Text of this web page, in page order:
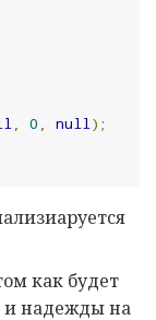
0 null );
как будет
и надежды на